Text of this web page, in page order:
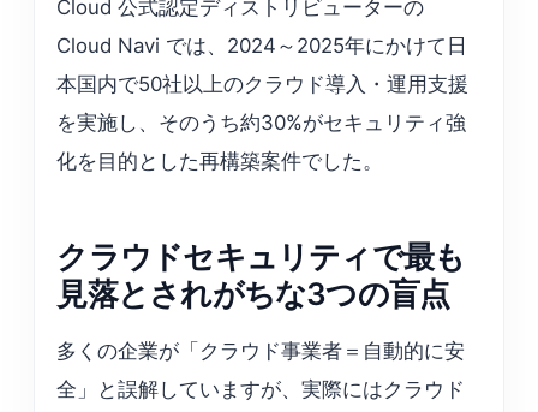
Cloud 公式認定ディストリビューターの
Cloud Navi では、2024～2025年にかけて日
本国内で50社以上のクラウド導入・運用支援
を実施し、そのうち約30%がセキュリティ強
化を目的とした再構築案件でした。
クラウドセキュリティで最も
見落とされがちな3つの盲点
多くの企業が「クラウド事業者＝自動的に安
全」と誤解していますが、実際にはクラウド